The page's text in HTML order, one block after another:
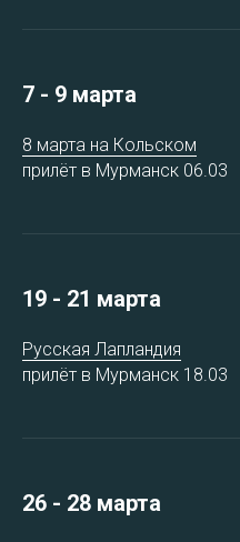
7 - 9 марта
8 марта на Кольском
прилёт в Мурманск 06.03
19 - 21 марта
Русская Лапландия
прилёт в Мурманск 18.03
26 - 28 марта